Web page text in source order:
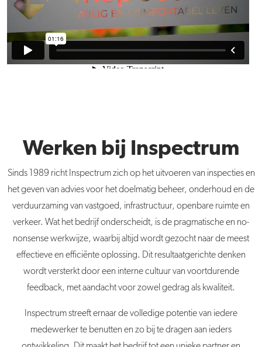
Werken bij Inspectrum
Sinds 1989 richt Inspectrum zich op het uitvoeren van inspecties en
het geven van advies voor het doelmatig beheer, onderhoud en de
verduurzaming van vastgoed, infrastructuur, openbare ruimte en
verkeer. Wat het bedrijf onderscheidt, is de pragmatische en no-
nonsense werkwijze, waarbij altijd wordt gezocht naar de meest
effectieve en efficiënte oplossing. Dit resultaatgerichte denken
wordt versterkt door een interne cultuur van voortdurende
feedback, met aandacht voor zowel gedrag als kwaliteit.
Inspectrum streeft ernaar de volledige potentie van iedere
medewerker te benutten en zo bij te dragen aan ieders